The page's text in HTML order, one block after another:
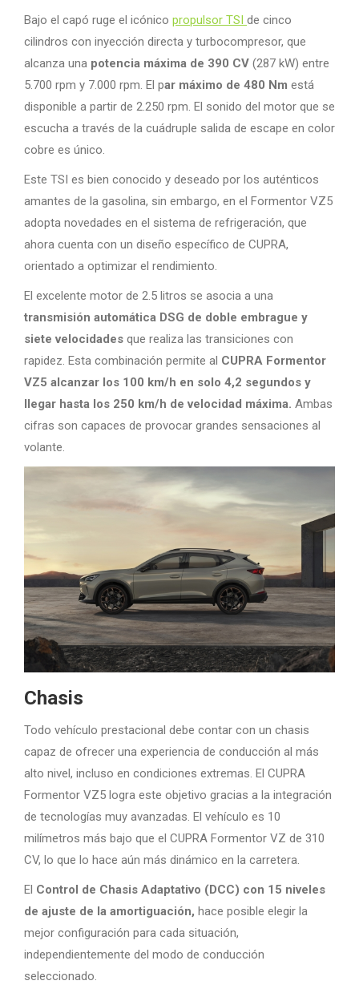
Bajo el capó ruge el icónico propulsor TSI de cinco
cilindros con inyección directa y turbocompresor, que
alcanza una potencia máxima de 390 CV (287 kW) entre
5.700 rpm y 7.000 rpm. El par máximo de 480 Nm está
disponible a partir de 2.250 rpm. El sonido del motor que se
escucha a través de la cuádruple salida de escape en color
cobre es único.
Este TSI es bien conocido y deseado por los auténticos
amantes de la gasolina, sin embargo, en el Formentor VZ5
adopta novedades en el sistema de refrigeración, que
ahora cuenta con un diseño específico de CUPRA,
orientado a optimizar el rendimiento.
El excelente motor de 2.5 litros se asocia a una
transmisión automática DSG de doble embrague y
siete velocidades que realiza las transiciones con
rapidez. Esta combinación permite al CUPRA Formentor
VZ5 alcanzar los 100 km/h en solo 4,2 segundos y
llegar hasta los 250 km/h de velocidad máxima. Ambas
cifras son capaces de provocar grandes sensaciones al
volante.
Chasis
Todo vehículo prestacional debe contar con un chasis
capaz de ofrecer una experiencia de conducción al más
alto nivel, incluso en condiciones extremas. El CUPRA
Formentor VZ5 logra este objetivo gracias a la integración
de tecnologías muy avanzadas. El vehículo es 10
milímetros más bajo que el CUPRA Formentor VZ de 310
CV, lo que lo hace aún más dinámico en la carretera.
El Control de Chasis Adaptativo (DCC) con 15 niveles
de ajuste de la amortiguación, hace posible elegir la
mejor configuración para cada situación,
independientemente del modo de conducción
seleccionado.